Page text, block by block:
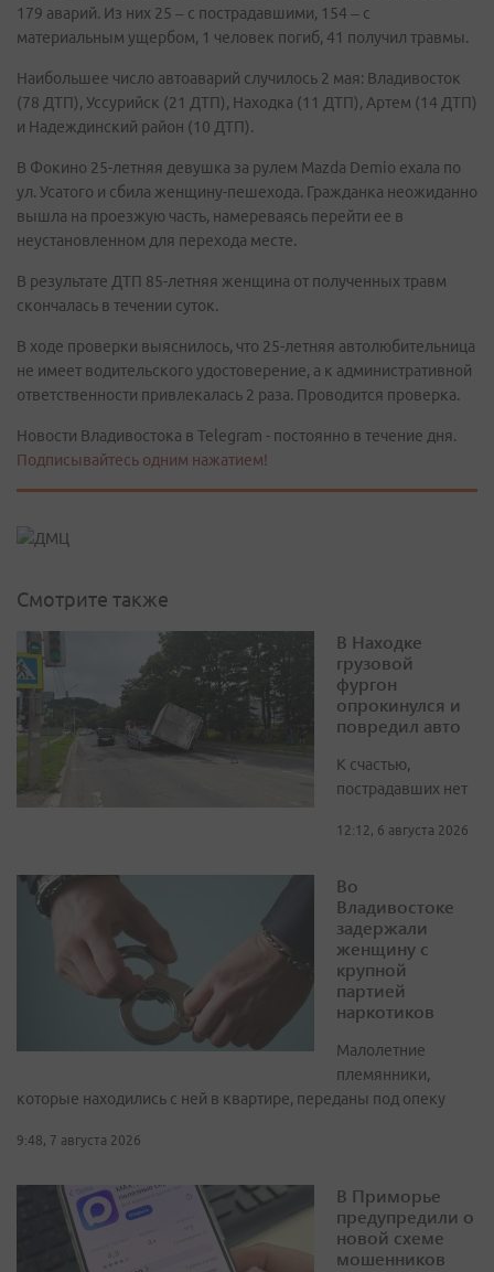
179 аварий. Из них 25 – с пострадавшими, 154 – с
материальным ущербом, 1 человек погиб, 41 получил травмы.
Наибольшее число автоаварий случилось 2 мая: Владивосток
(78 ДТП), Уссурийск (21 ДТП), Находка (11 ДТП), Артем (14 ДТП)
и Надеждинский район (10 ДТП).
В Фокино 25-летняя девушка за рулем Mazda Demio ехала по
ул. Усатого и сбила женщину-пешехода. Гражданка неожиданно
вышла на проезжую часть, намереваясь перейти ее в
неустановленном для перехода месте.
В результате ДТП 85-летняя женщина от полученных травм
скончалась в течении суток.
В ходе проверки выяснилось, что 25-летняя автолюбительница
не имеет водительского удостоверение, а к административной
ответственности привлекалась 2 раза. Проводится проверка.
Новости Владивостока в Telegram - постоянно в течение дня.
Подписывайтесь одним нажатием!
Смотрите также
В Находке
грузовой
фургон
опрокинулся и
повредил авто
К счастью,
пострадавших нет
12:12, 6 августа 2026
Во
Владивостоке
задержали
женщину с
крупной
партией
наркотиков
Малолетние
племянники,
которые находились с ней в квартире, переданы под опеку
9:48, 7 августа 2026
В Приморье
предупредили о
новой схеме
мошенников